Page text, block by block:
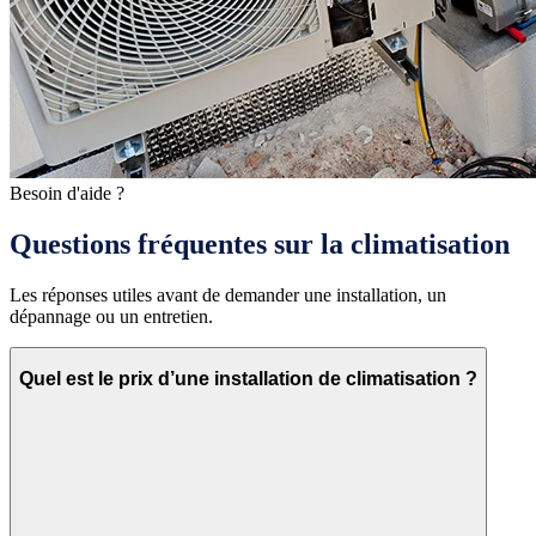
Besoin d'aide ?
Questions fréquentes sur la climatisation
Les réponses utiles avant de demander une installation, un
dépannage ou un entretien.
Quel est le prix d’une installation de climatisation ?